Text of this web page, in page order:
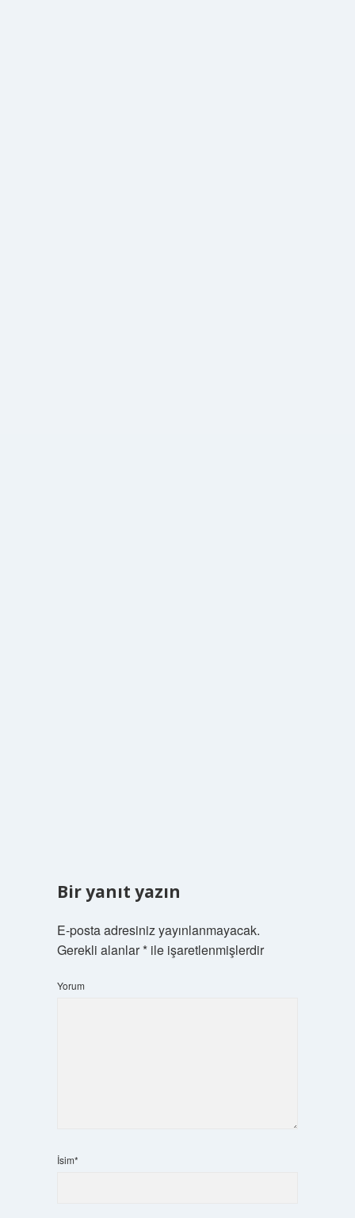
Bir yanıt yazın
E-posta adresiniz yayınlanmayacak.
Gerekli alanlar*ile işaretlenmişlerdir
Yorum
İsim*